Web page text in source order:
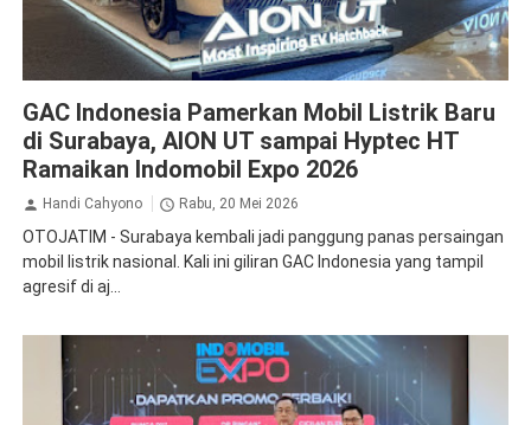
GAC Indonesia Pamerkan Mobil Listrik Baru
di Surabaya, AION UT sampai Hyptec HT
Ramaikan Indomobil Expo 2026
Handi Cahyono Rabu, 20 Mei 2026
OTOJATIM - Surabaya kembali jadi panggung panas persaingan
mobil listrik nasional. Kali ini giliran GAC Indonesia yang tampil
agresif di aj...